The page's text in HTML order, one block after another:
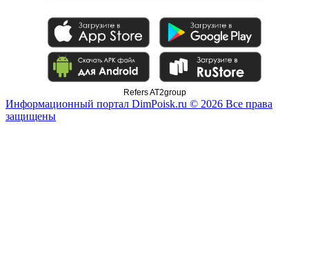
Refers AT2group
Информационный портал DimPoisk.ru © 2026 Все права
защищены